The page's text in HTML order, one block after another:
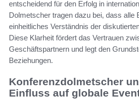
entscheidend für den Erfolg in
Dolmetscher tragen dazu bei, dass alle
einheitliches Verständnis der
Diese Klarheit fördert das Vertrauen
Geschäftspartnern und legt den
Beziehungen.
Konferenzdolmetscher
Einfluss auf globale